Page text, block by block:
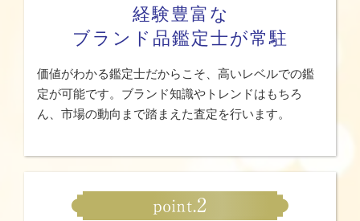
経験豊富な
ブランド品鑑定士が常駐
価値がわかる鑑定士だからこそ、高いレベルでの鑑
定が可能です。ブランド知識やトレンドはもちろ
ん、市場の動向まで踏まえた査定を行います。